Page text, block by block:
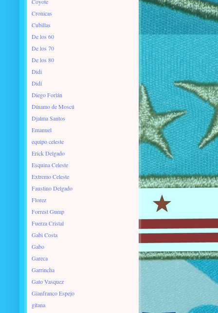
Cronicas
Cubillas
De los 60
De los 70
De los 80
Didi
Didí
Diego Forlán
Dínamo de Moscú
Djalma Santos
Emanuel
equipo celeste
Erick Delgado
Esquina Celeste
Extremo Celeste
Faustino Delgado
Florez
Forrest Gump
Fuerza Cristal
Gabi Costa
Gabo
Gareca
Garrincha
Gato Vasquez
Gianfranco Espejo
gitana